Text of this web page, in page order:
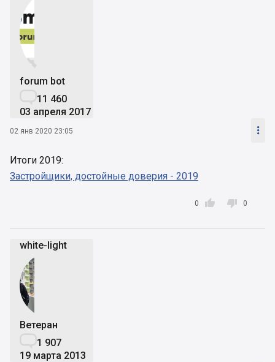


forum bot
11 460
03 апреля 2017
02 янв 2020 23:05 
Итоги 2019:
Застройщики, достойные доверия - 2019

0  0
white-light
Ветеран
1 907
19 марта 2013